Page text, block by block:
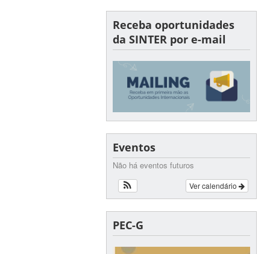
Receba oportunidades
da SINTER por e-mail
Eventos
Não há eventos futuros
Ver calendário
PEC-G